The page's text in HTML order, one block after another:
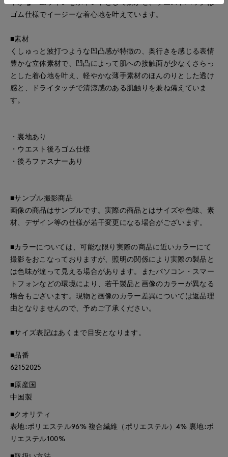
ゴム仕様でイージーな着心地を叶えています。
■素材
くしゅっと波打つような凹凸感が特徴の、奥行きを感じる表情
豊かな立体素材で、凹凸によって肌への接触面が少なくさらっ
とした着心地を叶え、軽やかな薄手素材のほんのりとした透け
感と、ドライタッチで清涼感のある肌触りを兼ね備えていま
す。
・裏地あり
・ウエスト後ろゴム仕様
・後ろファスナーあり
■サンプル撮影商品
画像の商品はサンプルです。実際の商品とはサイズや色味、素
材、デザイン等の仕様が若干変更になる場合がございます。
■カラーについては、可能な限り実際の商品に近いカラーにて
撮影をおこなっておりますが、照明の関係により実際の製品と
は色味が違って見える場合があります。またパソコン・スマー
トフォンなどの環境により、若干製品と画像のカラーが異なる
場合もございます。現物と画像のカラー差異については返品理
由となりませんので、予めご了承ください。
■サイズ表記はあくまで目安となります。
■品番
62152025
■原産国
中国製
■クオリティ
表地:ポリエステル96% 複合繊維（ポリエステル）4% 裏地:ポ
リエステル100%